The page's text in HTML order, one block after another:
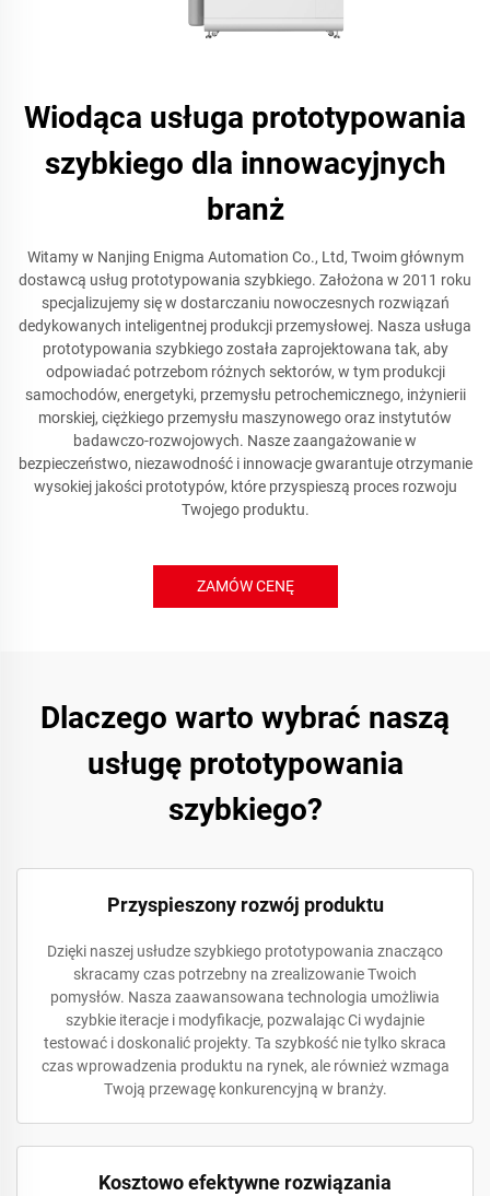
Wiodąca usługa prototypowania
szybkiego dla innowacyjnych
branż
Witamy w Nanjing Enigma Automation Co., Ltd, Twoim głównym
dostawcą usług prototypowania szybkiego. Założona w 2011 roku
specjalizujemy się w dostarczaniu nowoczesnych rozwiązań
dedykowanych inteligentnej produkcji przemysłowej. Nasza usługa
prototypowania szybkiego została zaprojektowana tak, aby
odpowiadać potrzebom różnych sektorów, w tym produkcji
samochodów, energetyki, przemysłu petrochemicznego, inżynierii
morskiej, ciężkiego przemysłu maszynowego oraz instytutów
badawczo-rozwojowych. Nasze zaangażowanie w
bezpieczeństwo, niezawodność i innowacje gwarantuje otrzymanie
wysokiej jakości prototypów, które przyspieszą proces rozwoju
Twojego produktu.
ZAMÓW CENĘ
Dlaczego warto wybrać naszą
usługę prototypowania
szybkiego?
Przyspieszony rozwój produktu
Dzięki naszej usłudze szybkiego prototypowania znacząco
skracamy czas potrzebny na zrealizowanie Twoich
pomysłów. Nasza zaawansowana technologia umożliwia
szybkie iteracje i modyfikacje, pozwalając Ci wydajnie
testować i doskonalić projekty. Ta szybkość nie tylko skraca
czas wprowadzenia produktu na rynek, ale również wzmaga
Twoją przewagę konkurencyjną w branży.
Kosztowo efektywne rozwiązania